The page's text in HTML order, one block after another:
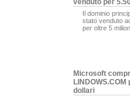
Il dominio
stato venduto
per oltre 5
Microsoft
dollari